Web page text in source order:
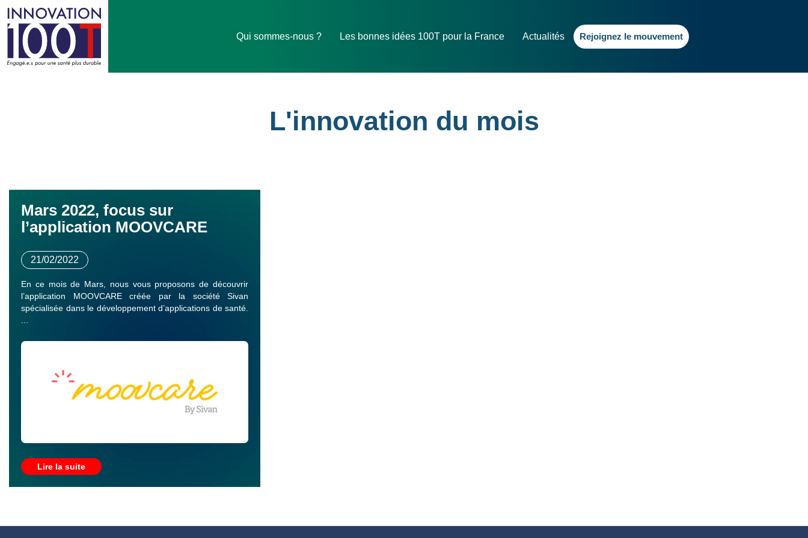
Qui sommes-nous ? Les bonnes idées 100T pour la France Actualités Rejoignez le mouvement
L'innovation du mois
Mars 2022, focus sur
l’application MOOVCARE
21/02/2022
En ce mois de Mars, nous vous proposons de découvrir
l’application MOOVCARE créée par la société Sivan
spécialisée dans le développement d’applications de santé.
Lire la suite